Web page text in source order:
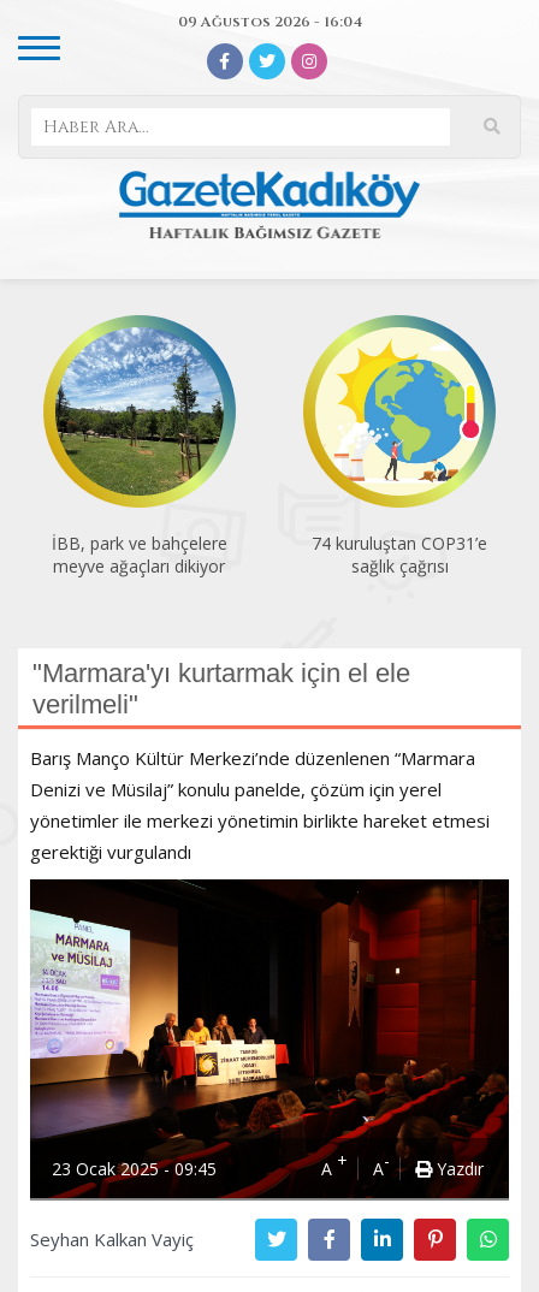
09 Ağustos 2026 - 16:04
74 kuruluştan COP31’e
sağlık çağrısı
Temiz Hava Hakkı
Platformu’ndan PM2,5
"Marmara'yı kurtarmak için el ele
verilmeli"
Barış Manço Kültür Merkezi’nde düzenlenen “Marmara
Denizi ve Müsilaj” konulu panelde, çözüm için yerel
yönetimler ile merkezi yönetimin birlikte hareket etmesi
gerektiği vurgulandı
23 Ocak 2025 - 09:45 A + A- Yazdır
Seyhan Kalkan Vayiç